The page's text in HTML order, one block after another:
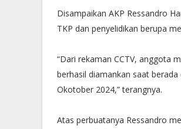
Disampaikan AKP Ressandro
TKP dan penyelidikan berupa
“Dari rekaman CCTV, anggota
berhasil diamankan saat
Okotober 2024,” terangnya.
Atas perbuatanya Ressandro